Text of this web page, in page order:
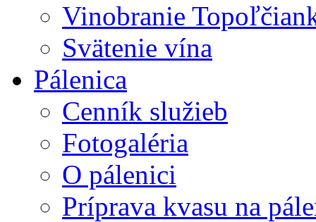
Vinobranie
Svätenie vína
Pálenica
Cenník služieb
Fotogaléria
O pálenici
Príprava kvasu na